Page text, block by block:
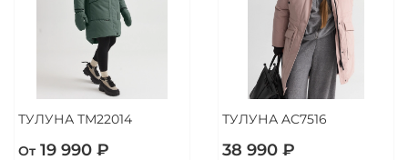
ТУЛУНА ТМ22014
От 19 990 ₽
ТУЛУНА AC7516
38 990 ₽